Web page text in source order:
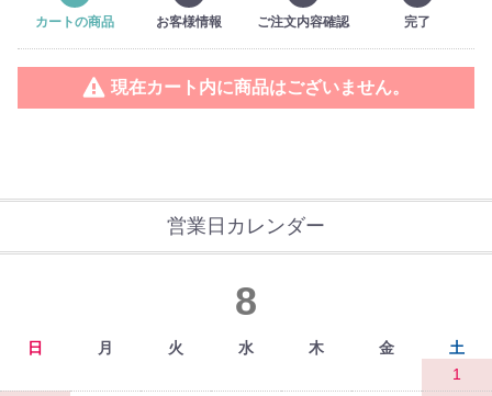
カートの商品
お客様情報
ご注文内容確認
完了
現在カート内に商品はございません。
営業日カレンダー
8
日 月 火 水 木 金
土
1